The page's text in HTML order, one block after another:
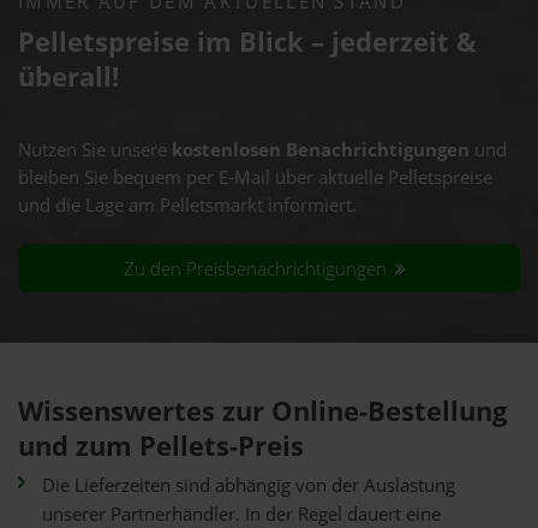
Pelletspreise im Blick – jederzeit &
überall!
Nutzen Sie unsere kostenlosen Benachrichtigungen und
bleiben Sie bequem per E-Mail über aktuelle Pelletspreise
und die Lage am Pelletsmarkt informiert.
Zu den Preisbenachrichtigungen
Wissenswertes zur Online-Bestellung
und zum Pellets-Preis
Die Lieferzeiten sind abhängig von der Auslastung
unserer Partnerhändler. In der Regel dauert eine